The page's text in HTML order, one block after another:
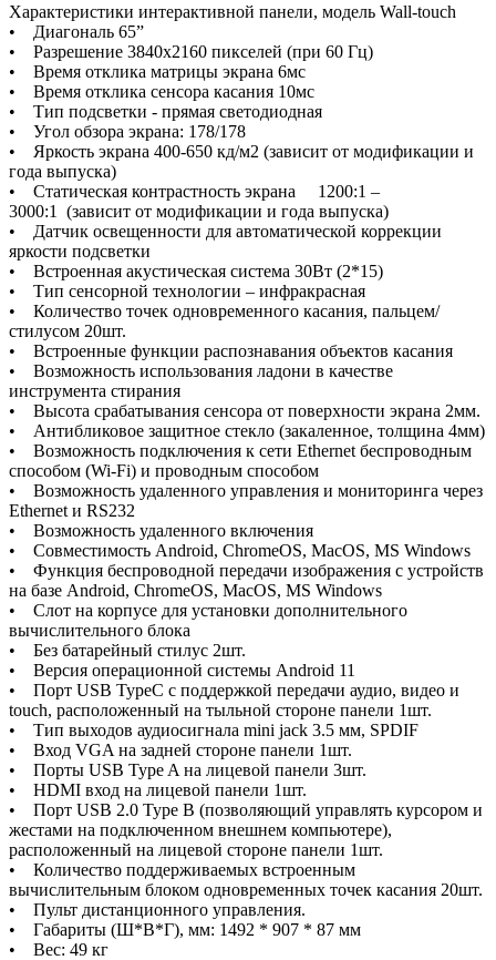
Характеристики интерактивной панели, модель Wall-touch
• Диагональ 65”
• Разрешение 3840х2160 пикселей (при 60 Гц)
• Время отклика матрицы экрана 6мс
• Время отклика сенсора касания 10мс
• Тип подсветки - прямая светодиодная
• Угол обзора экрана: 178/178
• Яркость экрана 400-650 кд/м2 (зависит от модификации и
года выпуска)
• Статическая контрастность экрана 1200:1 –
3000:1 (зависит от модификации и года выпуска)
• Датчик освещенности для автоматической коррекции
яркости подсветки
• Встроенная акустическая система 30Вт (2*15)
• Тип сенсорной технологии – инфракрасная
• Количество точек одновременного касания, пальцем/
стилусом 20шт.
• Встроенные функции распознавания объектов касания
• Возможность использования ладони в качестве
инструмента стирания
• Высота срабатывания сенсора от поверхности экрана 2мм.
• Антибликовое защитное стекло (закаленное, толщина 4мм)
• Возможность подключения к сети Ethernet беспроводным
способом (Wi-Fi) и проводным способом
• Возможность удаленного управления и мониторинга через
Ethernet и RS232
• Возможность удаленного включения
• Совместимость Android, ChromeOS, MacOS, MS Windows
• Функция беспроводной передачи изображения с устройств
на базе Android, ChromeOS, MacOS, MS Windows
• Слот на корпусе для установки дополнительного
вычислительного блока
• Без батарейный стилус 2шт.
• Версия операционной системы Android 11
• Порт USB TypeС с поддержкой передачи аудио, видео и
touch, расположенный на тыльной стороне панели 1шт.
• Тип выходов аудиосигнала mini jack 3.5 мм, SPDIF
• Вход VGA на задней стороне панели 1шт.
• Порты USB Type A на лицевой панели 3шт.
• HDMI вход на лицевой панели 1шт.
• Порт USB 2.0 Type В (позволяющий управлять курсором и
жестами на подключенном внешнем компьютере),
расположенный на лицевой стороне панели 1шт.
• Количество поддерживаемых встроенным
вычислительным блоком одновременных точек касания 20шт.
• Пульт дистанционного управления.
• Габариты (Ш*В*Г), мм: 1492 * 907 * 87 мм
• Вес: 49 кг